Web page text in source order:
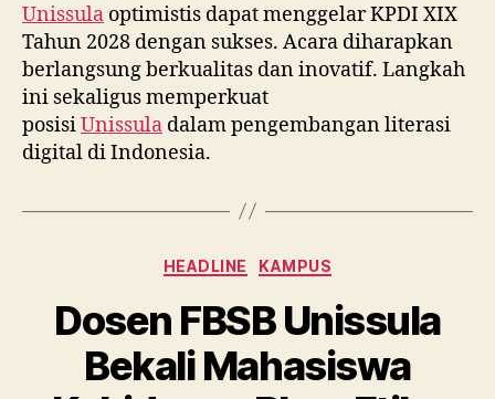
Unissula optimistis dapat menggelar KPDI XIX
Tahun 2028 dengan sukses. Acara diharapkan
berlangsung berkualitas dan inovatif. Langkah
ini sekaligus memperkuat
posisiUnissula dalam pengembangan literasi
digital di Indonesia.
Categories
HEADLINE KAMPUS
Dosen FBSB Unissula
Bekali Mahasiswa